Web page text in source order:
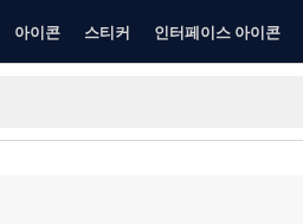
아이콘 스티커 인터페이스 아이콘